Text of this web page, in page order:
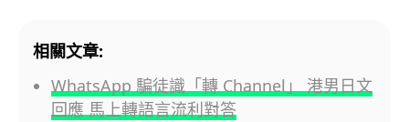
相關文章:
WhatsApp 騙徒識「轉 Channel」 港男日文
回應 馬上轉語言流利對答